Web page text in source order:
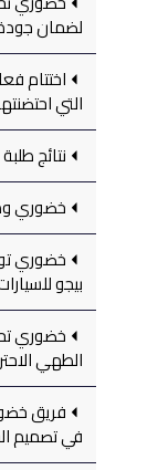
لضمان جودة
اختتام
التي
نتائج
خضوري
خضوري
بيجو
خضوري
الطهي
فريق
في تصميم